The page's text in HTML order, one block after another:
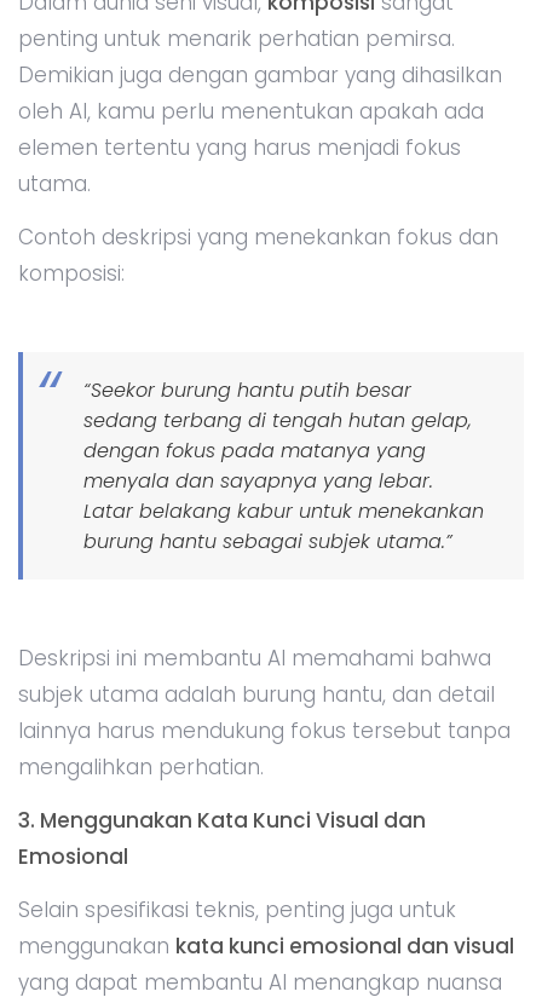
penting untuk menarik perhatian pemirsa.
Demikian juga dengan gambar yang dihasilkan
oleh AI, kamu perlu menentukan apakah ada
elemen tertentu yang harus menjadi fokus
utama.
Contoh deskripsi yang menekankan fokus dan
komposisi:
“Seekor burung hantu putih besar
sedang terbang di tengah hutan gelap,
dengan fokus pada matanya yang
menyala dan sayapnya yang lebar.
Latar belakang kabur untuk menekankan
burung hantu sebagai subjek utama.”
Deskripsi ini membantu AI memahami bahwa
subjek utama adalah burung hantu, dan detail
lainnya harus mendukung fokus tersebut tanpa
mengalihkan perhatian.
3. Menggunakan Kata Kunci Visual dan
Emosional
Selain spesifikasi teknis, penting juga untuk
menggunakan kata kunci emosional dan visual
yang dapat membantu AI menangkap nuansa